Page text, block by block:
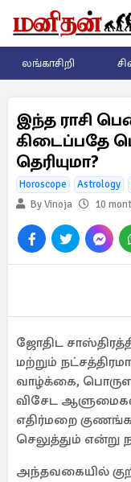
லங்காசிறி
இந்த ராசி
கிடைப்பதே
தெரியுமா?
Horoscope Astrology
By Vinoja
10
ஜோதிட
மற்றும்
வாழ்க்கை,
விசேட
எதிர்மறை
செலுத்தும் என்று
அந்தவகையில்